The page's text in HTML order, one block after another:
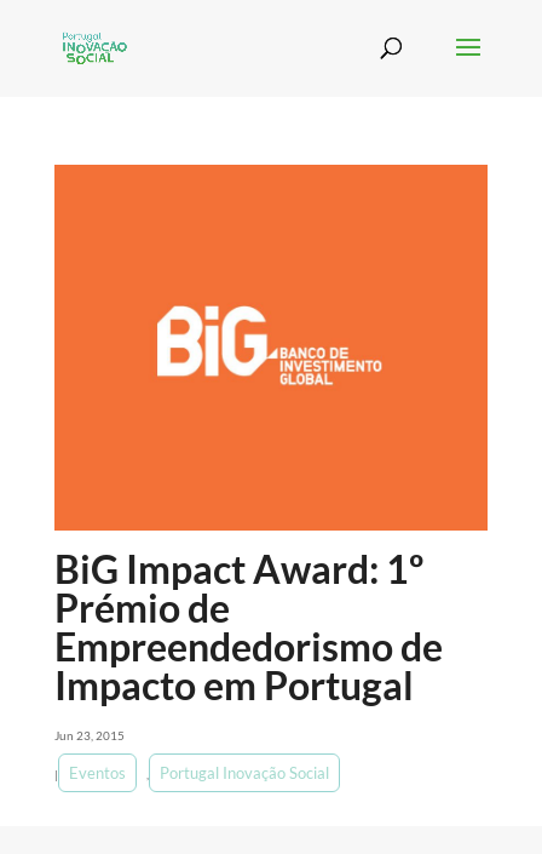
BiG Impact Award: 1º
Prémio de
Empreendedorismo de
Impacto em Portugal
Jun 23, 2015
| Eventos Portugal Inovação Social